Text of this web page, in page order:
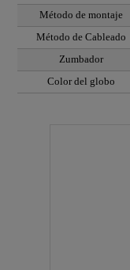
Método de montaje
Método de Cableado
Zumbador
Color del globo